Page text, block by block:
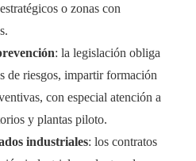
o zonas con
: la legislación obliga
de riesgos, impartir formación
con especial atención a
y plantas piloto.
industriales: los contratos